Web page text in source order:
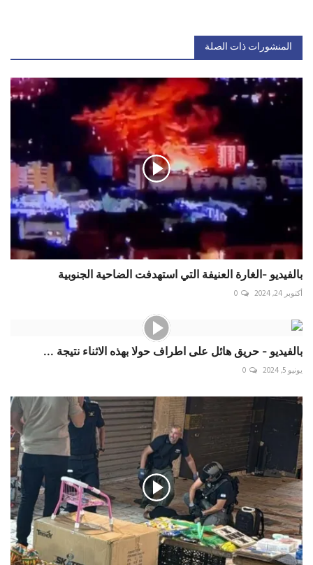
المنشورات ذات الصلة
بالفيديو -الغارة العنيفة التي استهدفت الضاحية الجنوبية
أكتوبر 24, 2024 0
بالفيديو - حريق هائل على اطراف حولا بهذه الاثناء نتيجة ...
يونيو 5, 2024 0